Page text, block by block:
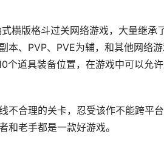
横版格斗过关网络游戏，大量继承
本、PVP、PVE为辅，和其他网络
个道具装备位置，在游戏中可以允
不合理的关卡，忍受该作不能跨平
和老手都是一款好游戏。